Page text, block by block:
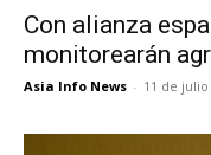
Con alianza
monitorearán
Asia Info News - 11 de julio